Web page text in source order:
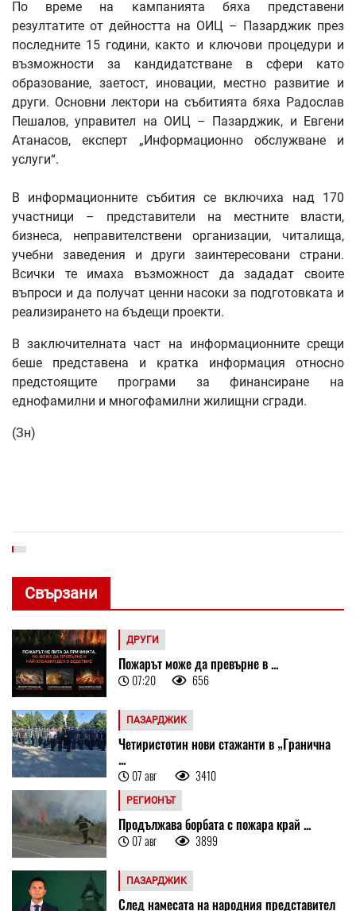
По време на кампанията бяха представени
резултатите от дейността на ОИЦ – Пазарджик през
последните 15 години, както и ключови процедури и
възможности за кандидатстване в сфери като
образование, заетост, иновации, местно развитие и
други. Основни лектори на събитията бяха Радослав
Пешалов, управител на ОИЦ – Пазарджик, и Евгени
Атанасов, експерт „Информационно обслужване и
услуги“.
В информационните събития се включиха над 170
участници – представители на местните власти,
бизнеса, неправителствени организации, читалища,
учебни заведения и други заинтересовани страни.
Всички те имаха възможност да зададат своите
въпроси и да получат ценни насоки за подготовката и
реализирането на бъдещи проекти.
В заключителната част на информационните срещи
беше представена и кратка информация относно
предстоящите програми за финансиране на
еднофамилни и многофамилни жилищни сгради.
(Зн)
Свързани
ДРУГИ
Пожарът може да превърне в ...
07:20 656
ПАЗАРДЖИК
Четиристотин нови стажанти в „Гранична
...
07 авг 3410
РЕГИОНЪТ
Продължава борбата с пожара край ...
07 авг 3899
ПАЗАРДЖИК
След намесата на народния представител